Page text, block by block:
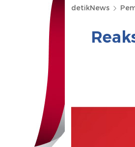
detikNews